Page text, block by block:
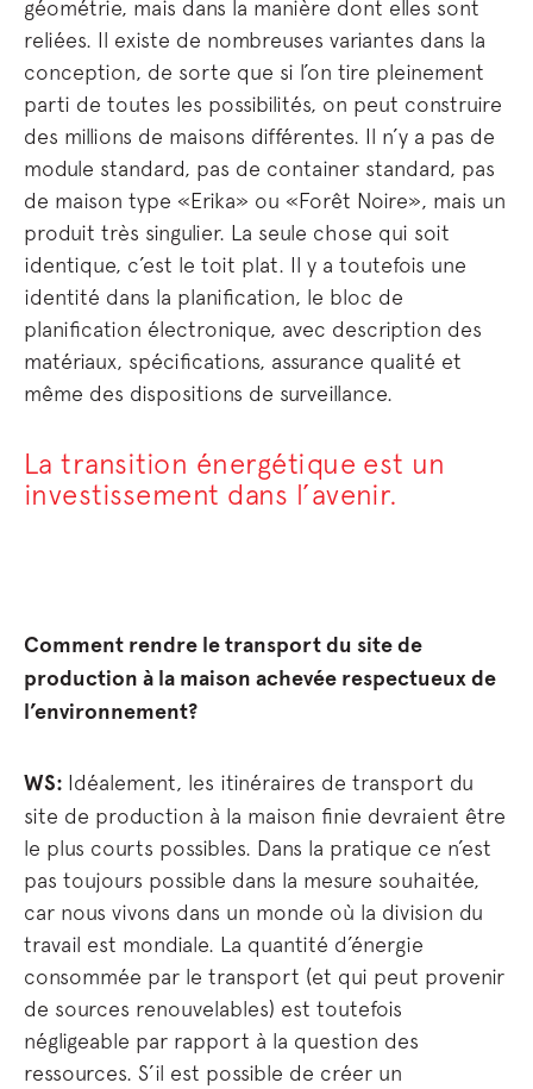
géométrie, mais dans la manière dont elles sont
reliées. Il existe de nombreuses variantes dans la
conception, de sorte que si l’on tire pleinement
parti de toutes les possibilités, on peut construire
des millions de maisons différentes. Il n’y a pas de
module standard, pas de container standard, pas
de maison type «Erika» ou «Forêt Noire», mais un
produit très singulier. La seule chose qui soit
identique, c’est le toit plat. Il y a toutefois une
identité dans la planification, le bloc de
planification électronique, avec description des
matériaux, spécifications, assurance qualité et
même des dispositions de surveillance.
La transition énergétique est un
investissement dans l’avenir.
Comment rendre le transport du site de
production à la maison achevée respectueux de
l’environnement?
WS: Idéalement, les itinéraires de transport du
site de production à la maison finie devraient être
le plus courts possibles. Dans la pratique ce n’est
pas toujours possible dans la mesure souhaitée,
car nous vivons dans un monde où la division du
travail est mondiale. La quantité d’énergie
consommée par le transport (et qui peut provenir
de sources renouvelables) est toutefois
négligeable par rapport à la question des
ressources. S’il est possible de créer un